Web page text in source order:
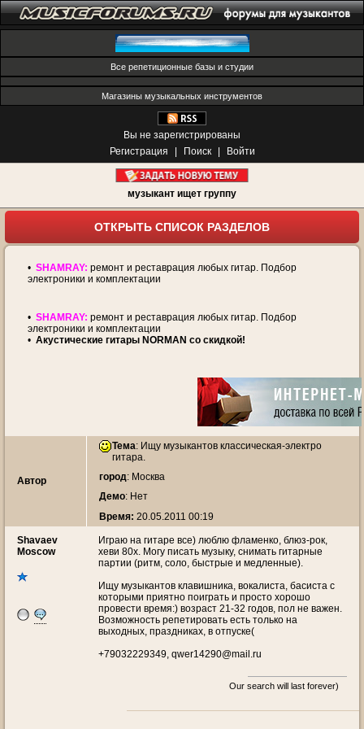
Все репетиционные базы и студии
Магазины музыкальных инструментов
Вы не зарегистрированы
Регистрация
Поиск Войти
музыкант ищет группу
ОТКРЫТЬ СПИСОК РАЗДЕЛОВ
• SHAMRAY: ремонт и реставрация любых гитар. Подбор
электроники и комплектации
• SHAMRAY: ремонт и реставрация любых гитар. Подбор
электроники и комплектации
• Акустические гитары NORMAN со скидкой!
Автор
Тема: Ищу музыкантов классическая-электро
гитара.
город: Москва
Демо: Нет
Время: 20.05.2011 00:19
Shavaev
Moscow
Играю на гитаре все) люблю фламенко, блюз-рок,
хеви 80х. Могу писать музыку, снимать гитарные
партии (ритм, соло, быстрые и медленные).
Ищу музыкантов клавишника, вокалиста, басиста с
которыми приятно поиграть и просто хорошо
провести время:) возраст 21-32 годов, пол не важен.
Возможность репетировать есть только на
выходных, праздниках, в отпуске(
+79032229349, qwer14290@mail.ru
Our search will last forever)